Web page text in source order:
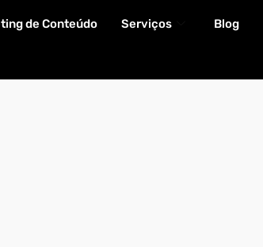
de Conteúdo Serviços Blog